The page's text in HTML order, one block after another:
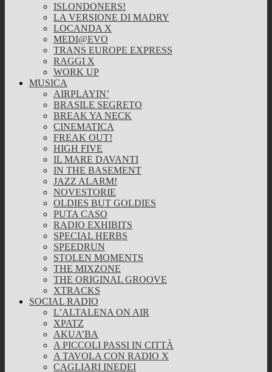
ISLONDONERS!
LA VERSIONE DI MADRY
LOCANDA X
MEDI@EVO
TRANS EUROPE EXPRESS
RAGGI X
WORK UP
MUSICA
AIRPLAYIN’
BRASILE SEGRETO
BREAK YA NECK
CINEMATICA
FREAK OUT!
HIGH FIVE
IL MARE DAVANTI
IN THE BASEMENT
JAZZ ALARM!
NOVESTORIE
OLDIES BUT GOLDIES
PUTA CASO
RADIO EXHIBITS
SPECIAL HERBS
SPEEDRUN
STOLEN MOMENTS
THE MIXZONE
THE ORIGINAL GROOVE
XTRACKS
SOCIAL RADIO
L’ALTALENA ON AIR
XPATZ
AKUA’BA
A PICCOLI PASSI IN CITTÀ
A TAVOLA CON RADIO X
CAGLIARI INEDEI